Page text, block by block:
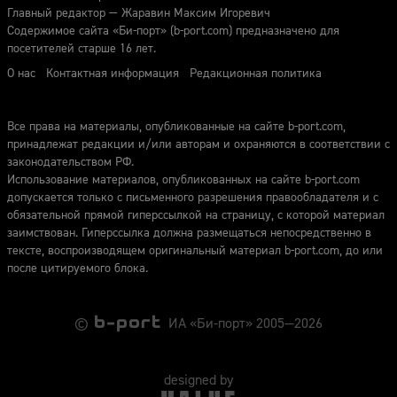
Главный редактор — Жаравин Максим Игоревич
Содержимое сайта «Би-порт» (b-port.com) предназначено для
посетителей старше 16 лет.
О нас
Контактная информация Редакционная политика
Все права на материалы, опубликованные на сайте b-port.com,
принадлежат редакции и/или авторам и охраняются в соответствии с
законодательством РФ.
Использование материалов, опубликованных на сайте b-port.com
допускается только с письменного разрешения правообладателя и с
обязательной прямой гиперссылкой на страницу, с которой материал
заимствован. Гиперссылка должна размещаться непосредственно в
тексте, воспроизводящем оригинальный материал b-port.com, до или
после цитируемого блока.
© ИА «Би-порт» 2005—2026
designed by